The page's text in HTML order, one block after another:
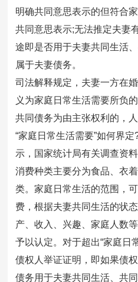
明确共同意思表示的但符合
共同意思表示;无法推定夫妻
途即是否用于夫妻共同生活
属于夫妻债务。
司法解释规定，夫妻一方在
义为家庭日常生活需要所负
共同债务为由主张权利的，
“家庭日常生活需要”如何界
示，国家统计局有关调查资
消费种类主要分为食品、衣
类。家庭日常生活的范围，
费，根据夫妻共同生活的状
产、收入、兴趣、家庭人数
予以认定。对于超出“家庭日
债权人举证证明，即如果债
债务用于夫妻共同生活、共